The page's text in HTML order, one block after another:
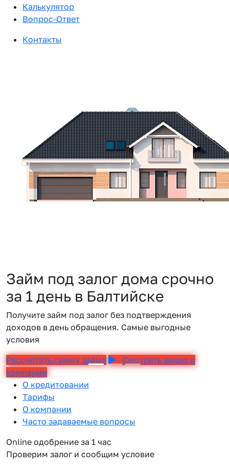
Калькулятор
Вопрос-Ответ
Контакты
Займ под залог дома срочно
за 1 день в Балтийске
Получите займ под залог без подтверждения
доходов в день обращения. Самые выгодные
условия
Рассчитать сумму займа
Смотреть видео о
компании
О кредитовании
Тарифы
О компании
Часто задаваемые вопросы
Online одобрение за 1 час
Проверим залог и сообщим условие